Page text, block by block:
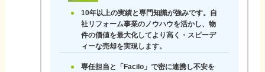
10年以上の実績と専門知識が強みです。自
社リフォーム事業のノウハウを活かし、物
件の価値を最大化してより高く・スピーデ
ィーな売却を実現します。
専任担当と「Facilo」で密に連携し不安を